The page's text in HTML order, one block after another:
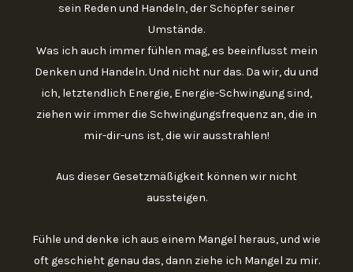
sein Reden und Handeln, der Schöpfer seiner
Umstände.
Was ich auch immer fühlen mag, es beeinflusst mein
Denken und Handeln. Und nicht nur das. Da wir, du und
ich, letztendlich Energie, Energie-Schwingung sind,
ziehen wir immer die Schwingungsfrequenz an, die in
mir-dir-uns ist, die wir ausstrahlen!
Aus dieser Gesetzmäßigkeit können wir nicht
aussteigen.
Fühle und denke ich aus einem Mangel heraus, und wie
oft geschieht genau das, dann ziehe ich Mangel zu mir.